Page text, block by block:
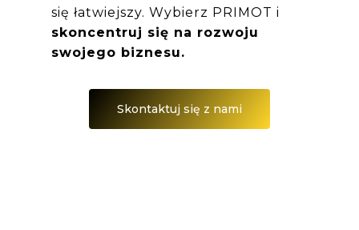
się łatwiejszy. Wybierz PRIMOT i
skoncentruj się na rozwoju
swojego biznesu.
Skontaktuj się z nami